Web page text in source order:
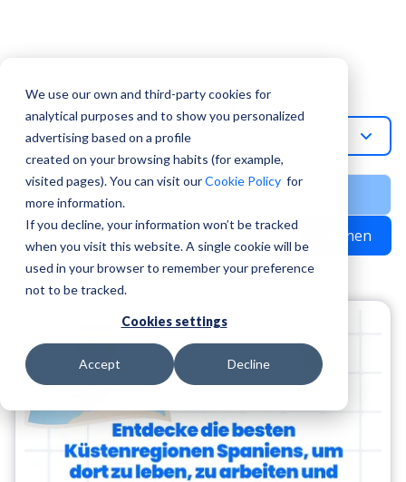
We use our own and third-party cookies for
analytical purposes and to show you personalized
advertising based on a profile
created on your browsing habits (for example,
visited pages). You can visit ourCookie Policy for
more information.
If you decline, your information won’t be tracked
when you visit this website. A single cookie will be
used in your browser to remember your preference
not to be tracked.
Cookies settings
Accept Decline
Spain
Spain
Suchen